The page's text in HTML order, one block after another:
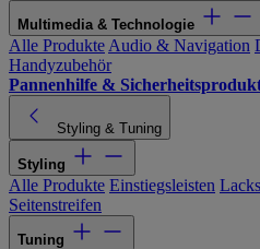
Multimedia & Technologie
Alle Produkte Audio & Navigation
Handyzubehör
Pannenhilfe &
Styling & Tuning
Styling
Alle Produkte Einstiegsleisten
Seitenstreifen
Tuning